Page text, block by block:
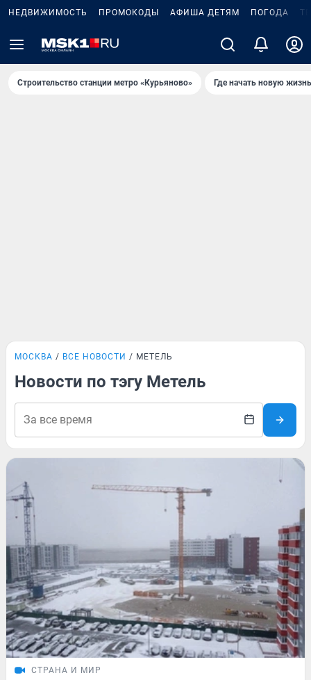
НЕДВИЖИМОСТЬ ПРОМОКОДЫ АФИША ДЕТЯМ ПОГОДА
Строительство станции метро «Курьяново» Где начать новую
МОСКВА ВСЕ НОВОСТИ МЕТЕЛЬ
Новости по тэгу Метель
СТРАНА И МИР